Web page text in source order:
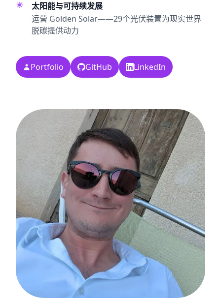
太阳能与可持续发展
运营 Golden Solar——29个光伏装置为现实世界
脱碳提供动力
Portfolio GitHub LinkedIn